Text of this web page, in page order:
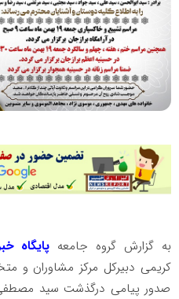
به گزارش گروه جامعه پایگاه
کریمی دبیرکل مرکز مشاوران و
صدور پیامی درگذشت سید